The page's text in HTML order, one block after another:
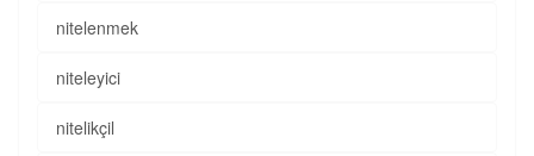
nitelenmek
niteleyici
nitelikçil